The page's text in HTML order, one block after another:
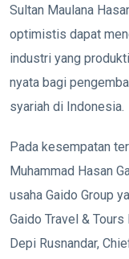
Sultan Maulana
optimistis dapat
industri yang
nyata bagi
syariah di Indonesia.
Pada kesempatan
Muhammad Hasan
usaha Gaido Group
Gaido Travel & Tours
Depi Rusnandar,